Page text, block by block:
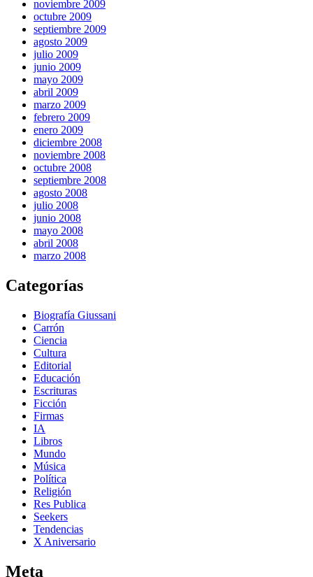
noviembre 2009
octubre 2009
septiembre 2009
agosto 2009
julio 2009
junio 2009
mayo 2009
abril 2009
marzo 2009
febrero 2009
enero 2009
diciembre 2008
noviembre 2008
octubre 2008
septiembre 2008
agosto 2008
julio 2008
junio 2008
mayo 2008
abril 2008
marzo 2008
Categorías
Biografía Giussani
Carrón
Ciencia
Cultura
Editorial
Educación
Escrituras
Ficción
Firmas
IA
Libros
Mundo
Música
Política
Religión
Res Publica
Seekers
Tendencias
X Aniversario
Meta